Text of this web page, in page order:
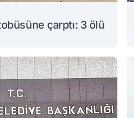
çarptı: 3 ölü